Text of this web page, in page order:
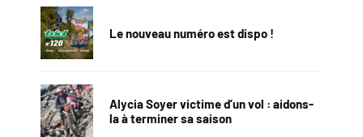
Le nouveau numéro est dispo !
Alycia Soyer victime d’un vol : aidons-
la à terminer sa saison